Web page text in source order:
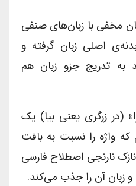
مخفی با زبان‌های صنفی
اصلی زبان گرفته و
به تدریج جزو زبان هم
(در زرگری یعنی بیا) یک
که واژه را نسبت به بافت
نارنجی اصطلاح فارسی
زبان آن را جذب می‌کند.